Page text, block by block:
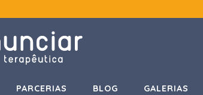
PARCERIAS BLOG GALERIAS